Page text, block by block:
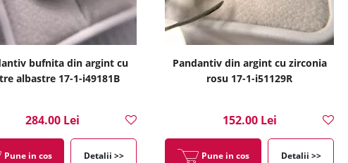
bufnita din argint cu
albastre 17-1-i49181B
284.00 Lei
Pune in cos Detalii >>
Pandantiv din argint cu zirconia
rosu 17-1-i51129R
152.00 Lei
Pune in cos Detalii >>